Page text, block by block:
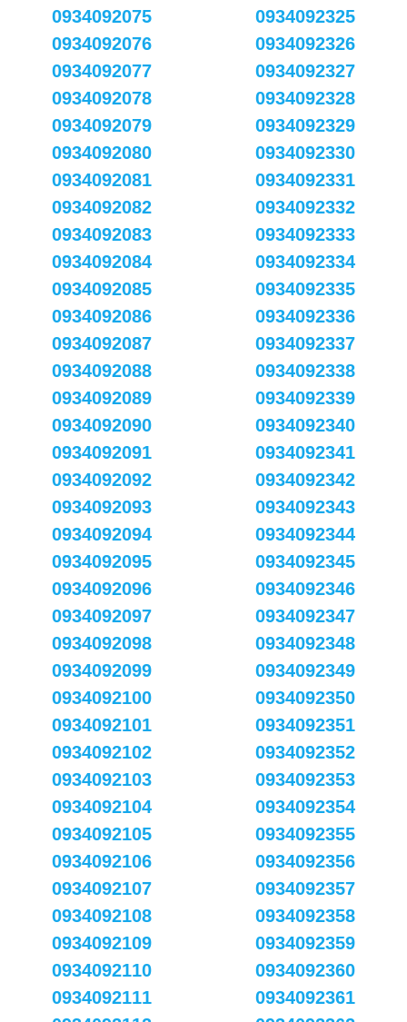
0934092075
0934092076
0934092077
0934092078
0934092079
0934092080
0934092081
0934092082
0934092083
0934092084
0934092085
0934092086
0934092087
0934092088
0934092089
0934092090
0934092091
0934092092
0934092093
0934092094
0934092095
0934092096
0934092097
0934092098
0934092099
0934092100
0934092101
0934092102
0934092103
0934092104
0934092105
0934092106
0934092107
0934092108
0934092109
0934092110
0934092111
0934092325
0934092326
0934092327
0934092328
0934092329
0934092330
0934092331
0934092332
0934092333
0934092334
0934092335
0934092336
0934092337
0934092338
0934092339
0934092340
0934092341
0934092342
0934092343
0934092344
0934092345
0934092346
0934092347
0934092348
0934092349
0934092350
0934092351
0934092352
0934092353
0934092354
0934092355
0934092356
0934092357
0934092358
0934092359
0934092360
0934092361